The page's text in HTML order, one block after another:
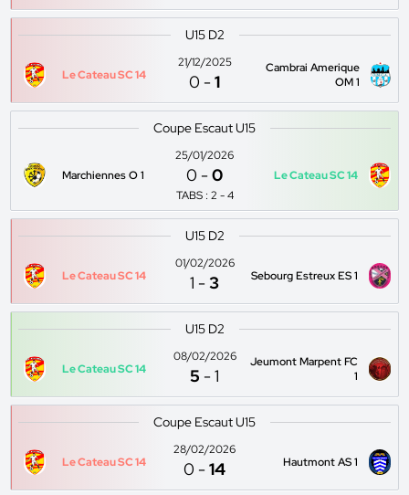
U15 D2
Le Cateau SC 14
21/12/2025
0 -1
Cambrai Amerique
OM 1
Coupe Escaut U15
Marchiennes O 1
25/01/2026
0 -0
TABS : 2 - 4
Le Cateau SC 14
U15 D2
Le Cateau SC 14
01/02/2026
1 -3 Sebourg Estreux ES 1
U15 D2
Le Cateau SC 14
08/02/2026
5 -1
Jeumont Marpent FC
1
Coupe Escaut U15
Le Cateau SC 14
28/02/2026
0 -14 Hautmont AS 1